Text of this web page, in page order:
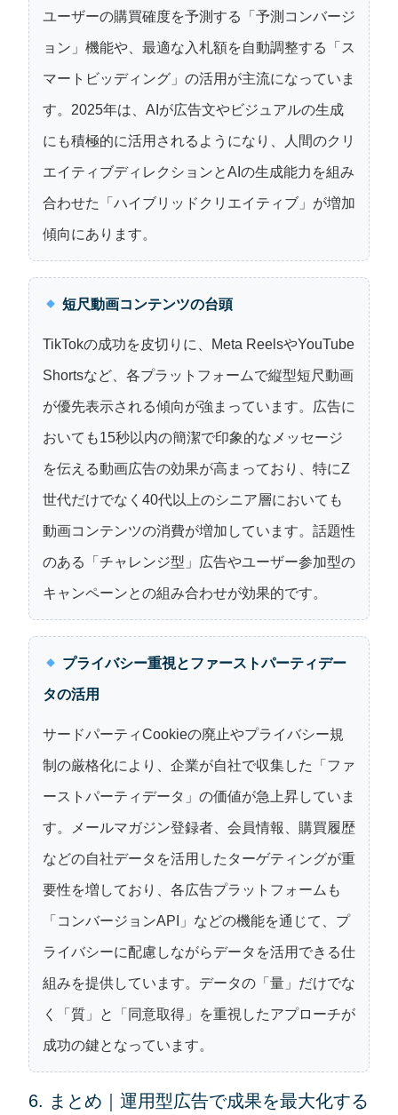
ユーザーの購買確度を予測する「予測コンバージ
ョン」機能や、最適な入札額を自動調整する「ス
マートビッディング」の活用が主流になっていま
す。2025年は、AIが広告文やビジュアルの生成
にも積極的に活用されるようになり、人間のクリ
エイティブディレクションとAIの生成能力を組み
合わせた「ハイブリッドクリエイティブ」が増加
傾向にあります。
短尺動画コンテンツの台頭
TikTokの成功を皮切りに、Meta ReelsやYouTube
Shortsなど、各プラットフォームで縦型短尺動画
が優先表示される傾向が強まっています。広告に
おいても15秒以内の簡潔で印象的なメッセージ
を伝える動画広告の効果が高まっており、特にZ
世代だけでなく40代以上のシニア層においても
動画コンテンツの消費が増加しています。話題性
のある「チャレンジ型」広告やユーザー参加型の
キャンペーンとの組み合わせが効果的です。
プライバシー重視とファーストパーティデー
タの活用
サードパーティCookieの廃止やプライバシー規
制の厳格化により、企業が自社で収集した「ファ
ーストパーティデータ」の価値が急上昇していま
す。メールマガジン登録者、会員情報、購買履歴
などの自社データを活用したターゲティングが重
要性を増しており、各広告プラットフォームも
「コンバージョンAPI」などの機能を通じて、プ
ライバシーに配慮しながらデータを活用できる仕
組みを提供しています。データの「量」だけでな
く「質」と「同意取得」を重視したアプローチが
成功の鍵となっています。
6. まとめ｜運用型広告で成果を最大化する